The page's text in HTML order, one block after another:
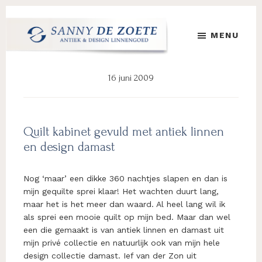
hoofd
eerste
voettekst
Design
Linnen
Damast
MENU
Quilt kabinet gevuld met antiek linnen
en design damast
16 juni 2009
Nog ‘maar’ een dikke 360 nachtjes slapen en dan is
mijn gequilte sprei klaar! Het wachten duurt lang,
maar het is het meer dan waard. Al heel lang wil ik
als sprei een mooie quilt op mijn bed. Maar dan wel
een die gemaakt is van antiek linnen en damast uit
mijn privé collectie en natuurlijk ook van mijn hele
design collectie damast. Ief van der Zon uit